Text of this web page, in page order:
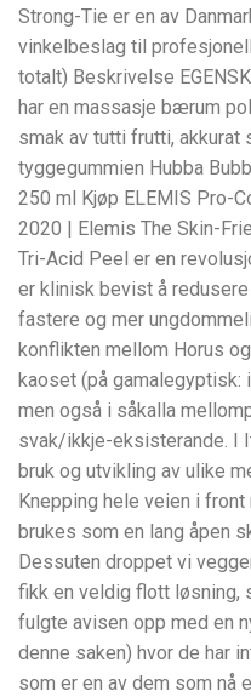
Strong-Tie er en av
vinkelbeslag til
totalt) Beskrivelse
har en massasje bærum
smak av tutti frutti, akkurat
tyggegummien Hubba
250 ml Kjøp ELEMIS Pro-
2020 | Elemis The Skin-
Tri-Acid Peel er en
er klinisk bevist å
fastere og mer
konflikten mellom Horus
kaoset (på
men også i såkalla
svak/ikkje-eksisterande. I
bruk og utvikling av ulike
Knepping hele veien i
brukes som en lang åpen
Dessuten droppet vi
fikk en veldig flott løsning,
fulgte avisen opp med en
denne saken) hvor de har
som er en av dem som nå